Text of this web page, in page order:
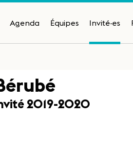
Agenda Équipes Invité·es
2019-2020